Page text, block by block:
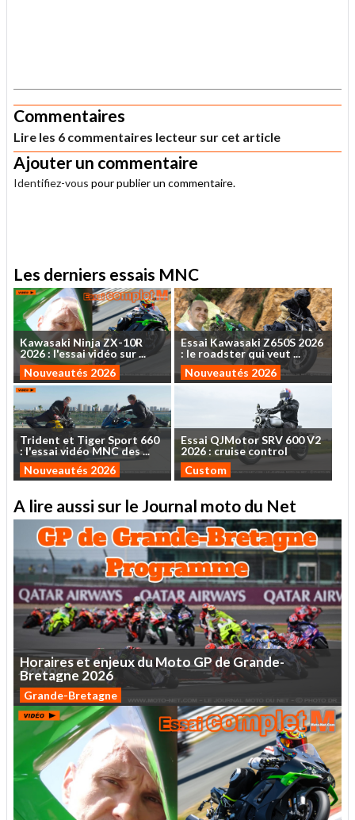
Commentaires
Lire les 6 commentaires lecteur sur cet article
Ajouter un commentaire
Identifiez-vous pour publier un commentaire.
Les derniers essais MNC
Kawasaki NinjaZX-10R
2026: l'essaividéo sur...
Nouveautés 2026
Essai KawasakiZ650S 2026
: le roadsterquiveut ...
Nouveautés 2026
Trident et TigerSport 660
: l'essaividéoMNCdes...
Nouveautés 2026
EssaiQJMotorSRV 600V2
2026 : cruise control
Custom
A lire aussi sur le Journal moto du Net
HorairesetenjeuxduMotoGPdeGrande-
Bretagne 2026
Grande-Bretagne